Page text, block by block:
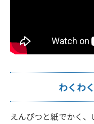
わくわ
えんぴつと紙でかく